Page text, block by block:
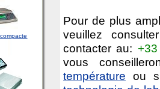
Pour de plus
veuillez
contacter au:
vous
température ou